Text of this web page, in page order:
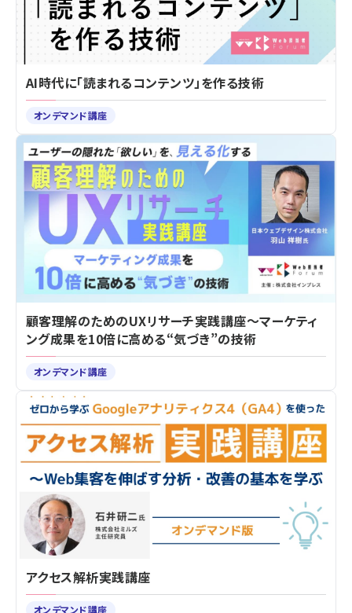
AI時代に「読まれるコンテンツ」を作る技術
オンデマンド講座
顧客理解のためのUXリサーチ実践講座～マーケティ
ング成果を10倍に高める“気づき”の技術
オンデマンド講座
アクセス解析実践講座
オンデマンド講座